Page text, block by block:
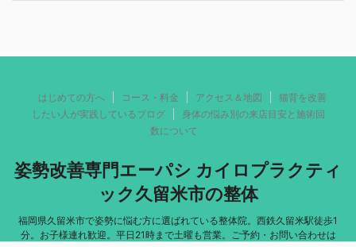
はじめての方へ コース・料金 アクセス＆地図
猫背を改善
したい人が実践しているブログ
身体の悩み別の来店目安と施術回
数について
姿勢改善専門エーパシ カイロプラクティ
ック久留米市の整体
福岡県久留米市で姿勢に悩む方に選ばれている整体院。西鉄久留米駅徒歩1
分。お子様連れ歓迎。平日21時まで土曜も営業。ご予約・お問い合わせは